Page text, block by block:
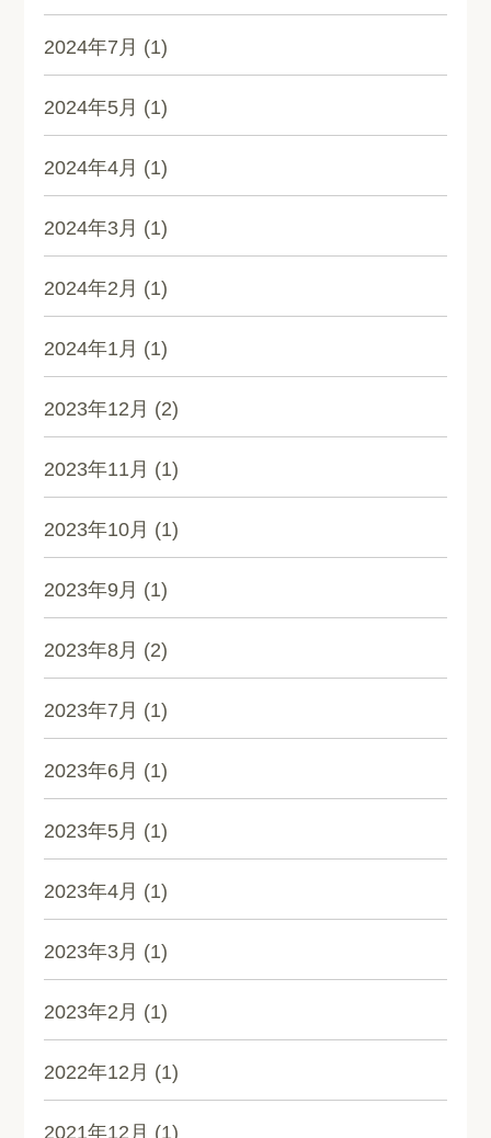
2024年7月 (1)
2024年5月 (1)
2024年4月 (1)
2024年3月 (1)
2024年2月 (1)
2024年1月 (1)
2023年12月 (2)
2023年11月 (1)
2023年10月 (1)
2023年9月 (1)
2023年8月 (2)
2023年7月 (1)
2023年6月 (1)
2023年5月 (1)
2023年4月 (1)
2023年3月 (1)
2023年2月 (1)
2022年12月 (1)
2021年12月 (1)